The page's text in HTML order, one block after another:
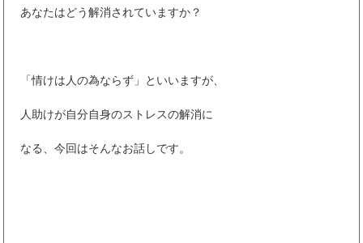
あなたはどう解消されていますか？
「情けは人の為ならず」といいますが、
人助けが自分自身のストレスの解消に
なる、今回はそんなお話しです。